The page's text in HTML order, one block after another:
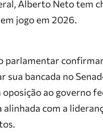
Alberto Neto tem
jogo em 2026.
parlamentar
sua bancada no
ao governo
com a